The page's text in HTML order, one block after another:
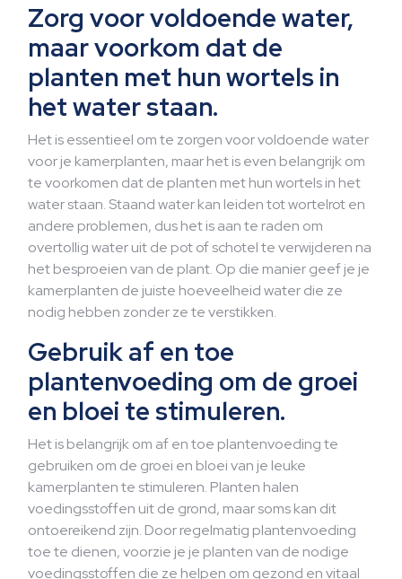
Zorg voor voldoende water,
maar voorkom dat de
planten met hun wortels in
het water staan.
Het is essentieel om te zorgen voor voldoende water
voor je kamerplanten, maar het is even belangrijk om
te voorkomen dat de planten met hun wortels in het
water staan. Staand water kan leiden tot wortelrot en
andere problemen, dus het is aan te raden om
overtollig water uit de pot of schotel te verwijderen na
het besproeien van de plant. Op die manier geef je je
kamerplanten de juiste hoeveelheid water die ze
nodig hebben zonder ze te verstikken.
Gebruik af en toe
plantenvoeding om de groei
en bloei te stimuleren.
Het is belangrijk om af en toe plantenvoeding te
gebruiken om de groei en bloei van je leuke
kamerplanten te stimuleren. Planten halen
voedingsstoffen uit de grond, maar soms kan dit
ontoereikend zijn. Door regelmatig plantenvoeding
toe te dienen, voorzie je je planten van de nodige
voedingsstoffen die ze helpen om gezond en vitaal